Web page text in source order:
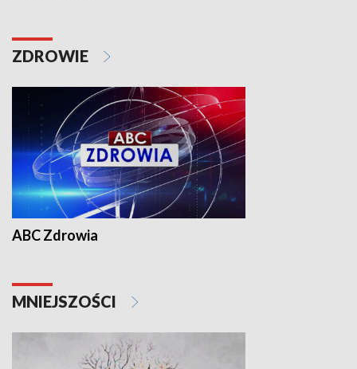
ZDROWIE
ABC Zdrowia
MNIEJSZOŚCI